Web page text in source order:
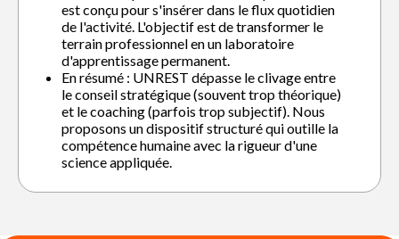
est conçu pour s'insérer dans le flux quotidien
de l'activité. L'objectif est de transformer le
terrain professionnel en un laboratoire
d'apprentissage permanent.
En résumé : UNREST dépasse le clivage entre
le conseil stratégique (souvent trop théorique)
et le coaching (parfois trop subjectif). Nous
proposons un dispositif structuré qui outille la
compétence humaine avec la rigueur d'une
science appliquée.